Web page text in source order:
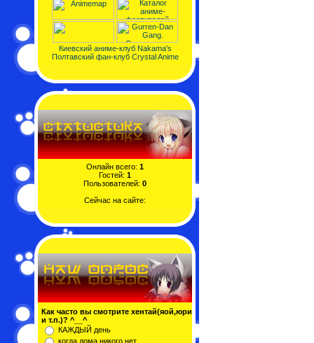
Киевский аниме-клуб Nakama's
Полтавский фан-клуб Crystal Anime
Онлайн всего: 1
Гостей: 1
Пользователей: 0
Сейчас на сайте:
Как часто вы смотрите хентай(яой,юри
и т.п.)? ^__^
КАЖДЫЙ день
когда дома никого нет